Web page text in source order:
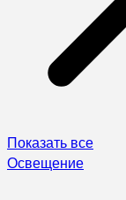
Показать все
Освещение